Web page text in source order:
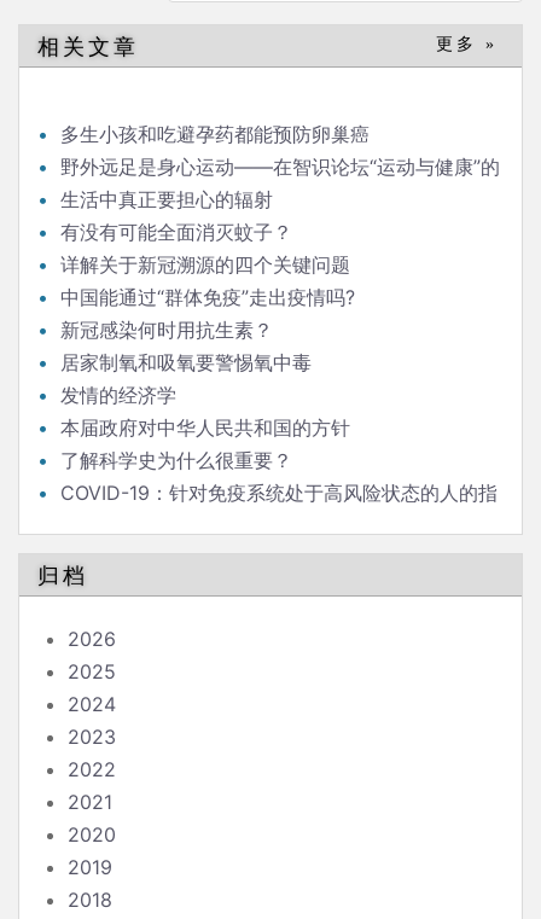
相关文章 更多 »
多生小孩和吃避孕药都能预防卵巢癌
野外远足是身心运动——在智识论坛“运动与健康”的
发言生活中真正要担心的辐射
有没有可能全面消灭蚊子？
详解关于新冠溯源的四个关键问题
中国能通过“群体免疫”走出疫情吗?
新冠感染何时用抗生素？
居家制氧和吸氧要警惕氧中毒
发情的经济学
本届政府对中华人民共和国的方针
了解科学史为什么很重要？
COVID-19：针对免疫系统处于高风险状态的人的指
归档
2026
2025
2024
2023
2022
2021
2020
2019
2018